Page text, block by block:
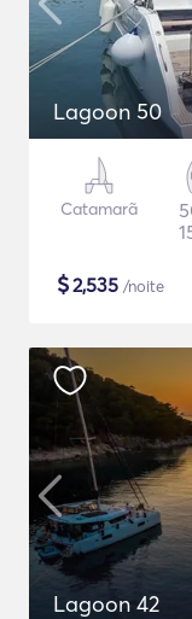
Lagoon 50
Catamarã
$2,535 /noite
Lagoon 42